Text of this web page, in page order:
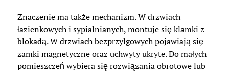
Znaczenie ma także mechanizm. W drzwiach
łazienkowych i sypialnianych, montuje się klamki z
blokadą. W drzwiach bezprzylgowych pojawiają się
zamki magnetyczne oraz uchwyty ukryte. Do małych
pomieszczeń wybiera się rozwiązania obrotowe lub